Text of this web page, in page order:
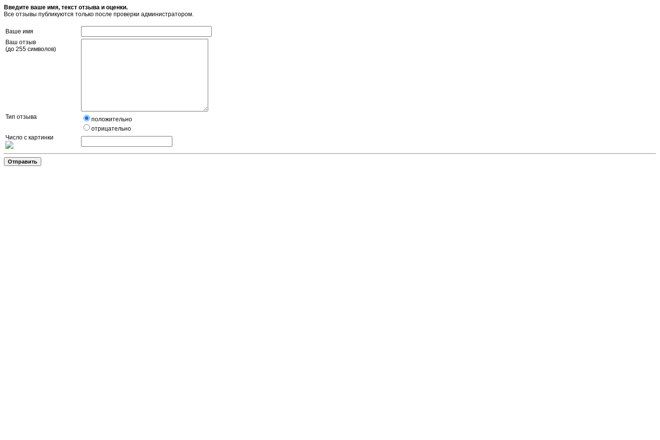
Введите ваше имя, текст отзыва и оценки.
Все отзывы публикуются только после проверки администратором.
Ваше имя
Ваш отзыв
(до 255 символов)
Тип отзыва
положительно
отрицательно
Число с картинки